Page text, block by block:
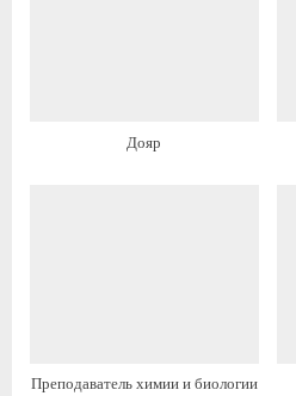
Дояр
Преподаватель химии и биологии